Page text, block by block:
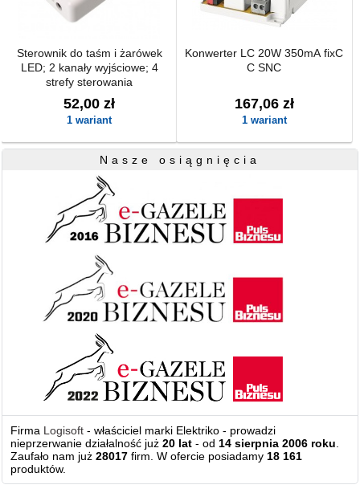
Sterownik do taśm i żarówek
LED; 2 kanały wyjściowe; 4
strefy sterowania
52,00 zł
1 wariant
Konwerter LC 20W 350mA fixC
C SNC
167,06 zł
1 wariant
Nasze osiągnięcia
Firma Logisoft - właściciel marki Elektriko - prowadzi
nieprzerwanie działalność już20 lat - od14 sierpnia 2006 roku.
Zaufało nam już28017 firm. W ofercie posiadamy18 161
produktów.